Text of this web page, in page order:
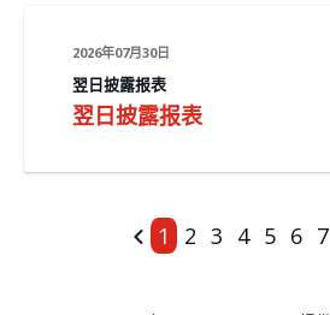
2026年07月30日
翌日披露报表
翌日披露报表
<< 1 2 3 4 5 6 7